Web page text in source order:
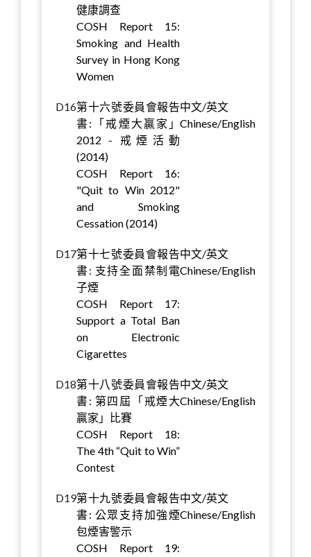
健康調查
COSH Report 15:
Smoking and Health
Survey in Hong Kong
Women
D16第十六號委員會報告
書:「戒煙大贏家」
2012 - 戒煙活動
(2014)
COSH Report 16:
"Quit to Win 2012"
and Smoking
Cessation (2014)
中文/英文
Chinese/English
D17第十七號委員會報告
書: 支持全面禁制電
子煙
COSH Report 17:
Support a Total Ban
on Electronic
Cigarettes
中文/英文
Chinese/English
D18第十八號委員會報告
書: 第四屆「戒煙大
贏家」比賽
COSH Report 18:
The 4th “Quit to Win”
Contest
中文/英文
Chinese/English
D19第十九號委員會報告
書: 公眾支持加強煙
包煙害警示
COSH Report 19:
中文/英文
Chinese/English